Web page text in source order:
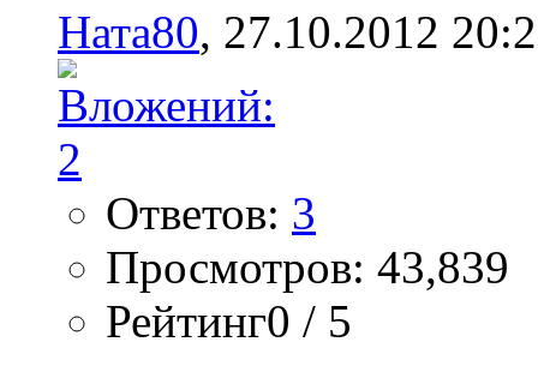
Ната80, 27.10.2012
Ответов: 3
Просмотров: 43,839
Рейтинг0 / 5